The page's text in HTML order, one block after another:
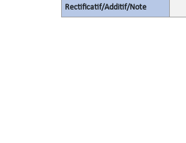
Rectificatif/Additif/Note